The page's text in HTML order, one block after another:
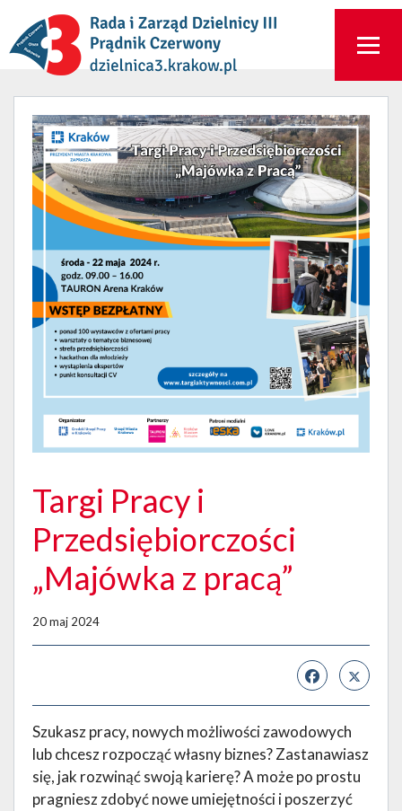
Targi Pracy i
Przedsiębiorczości
„Majówka z pracą”
20 maj 2024
Szukasz pracy, nowych możliwości zawodowych
lub chcesz rozpocząć własny biznes? Zastanawiasz
się, jak rozwinąć swoją karierę? A może po prostu
pragniesz zdobyć nowe umiejętności i poszerzyć